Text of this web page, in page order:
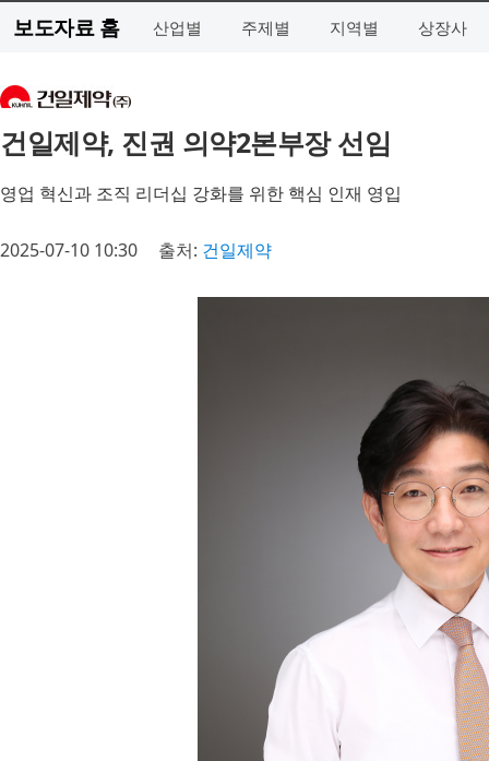
보도자료 홈 산업별 주제별 지역별 상장사
건일제약, 진권 의약2본부장 선임
영업 혁신과 조직 리더십 강화를 위한 핵심 인재 영입
2025-07-10 10:30 출처: 건일제약